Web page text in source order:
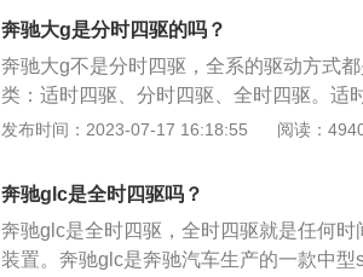
力方面搭载4.0升V型8缸涡轮增压发动机
0kw，最大扭矩610nm，环保标准全部为
奔驰大g是分时四驱的吗？
奔驰大g不是分时四驱，全系的驱动方式
类：适时四驱、分时四驱、全时四驱。适
V才会配备适时四驱。全时四驱是汽车在
手自一体变速箱，最大功率310kw，最大
标准。
发布时间：2023-07-17 16:18:55 阅读：
奔驰glc是全时四驱吗？
奔驰glc是全时四驱，全时四驱就是任何
装置。奔驰glc是奔驰汽车生产的一款中